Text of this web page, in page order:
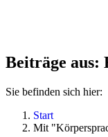
Beiträge
Sie befinden sich hier:
Start
Mit